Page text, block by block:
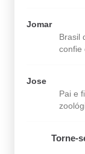
Jomar
Brasil
confie
Jose
Pai e
Torne-